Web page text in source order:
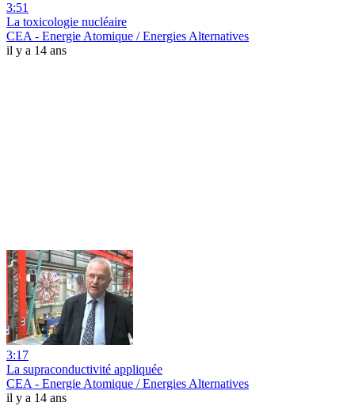
3:51
La toxicologie nucléaire
CEA - Energie Atomique / Energies Alternatives
il y a 14 ans
3:17
La supraconductivité appliquée
CEA - Energie Atomique / Energies Alternatives
il y a 14 ans